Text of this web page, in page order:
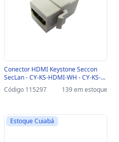
Conector HDMI Keystone Seccon
SecLan - CY-KS-HDMI-WH - CY-KS-
HDMI-WH
Código 115297 139 em estoque
Estoque Cuiabá